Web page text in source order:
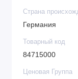
Страна
Германия
Товарный код
84715000
Ценовая Группа